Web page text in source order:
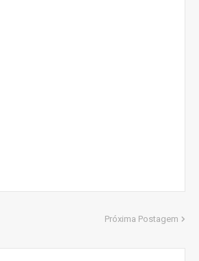
Próxima Postagem